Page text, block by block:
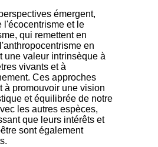
émergent,
l'écocentrisme et le
qui remettent en
en
une valeur intrinsèque à
vivants et à
Ces approches
à promouvoir une vision
et équilibrée de notre
les autres espèces,
que leurs intérêts et
sont également